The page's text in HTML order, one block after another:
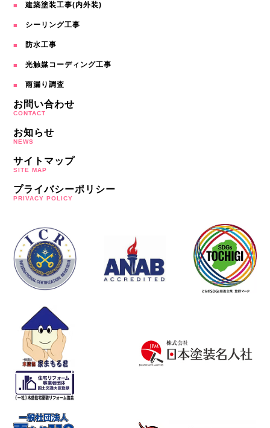
建築塗装工事(内外装)
シーリング工事
防水工事
光触媒コーディング工事
雨漏り調査
お問い合わせ
CONTACT
お知らせ
NEWS
サイトマップ
SITE MAP
プライバシーポリシー
PRIVACY POLICY